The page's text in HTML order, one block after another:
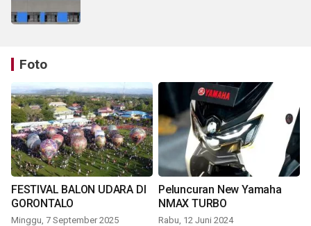
Foto
FESTIVAL BALON UDARA DI
GORONTALO
Minggu, 7 September 2025
Peluncuran New Yamaha
NMAX TURBO
Rabu, 12 Juni 2024